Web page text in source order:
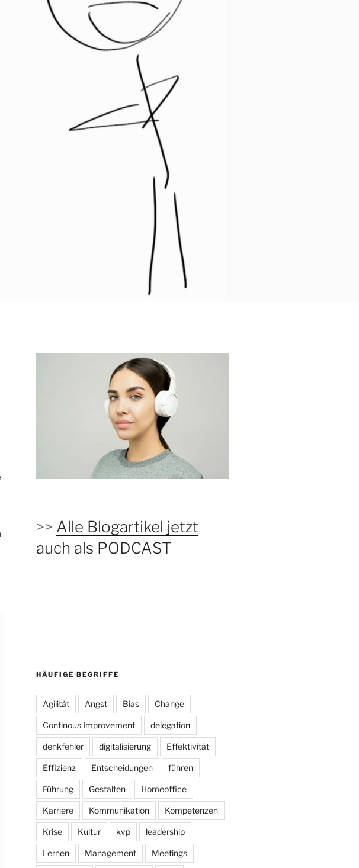
>> Alle Blogartikel jetzt
auch als PODCAST
HÄUFIGE BEGRIFFE
Agilität Angst Bias Change
Continous Improvement delegation
denkfehler digitalisierung Effektivität
Effizienz Entscheidungen führen
Führung Gestalten Homeoffice
Karriere Kommunikation Kompetenzen
Krise Kultur kvp leadership
Lernen Management Meetings